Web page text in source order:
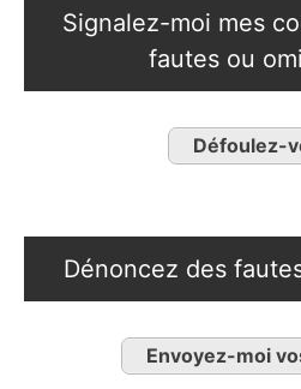
Signalez-moi mes
fautes ou
Défoulez-
Dénoncez des
Envoyez-moi